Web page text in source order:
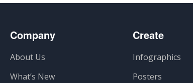
Company
About Us
What’s New
Create
Infographics
Posters